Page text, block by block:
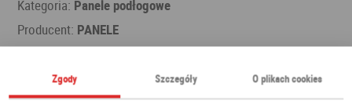
Kategoria: Panele podłogowe
Producent: PANELE
Polecamy również
Zgody Szczegóły O plikach cookies